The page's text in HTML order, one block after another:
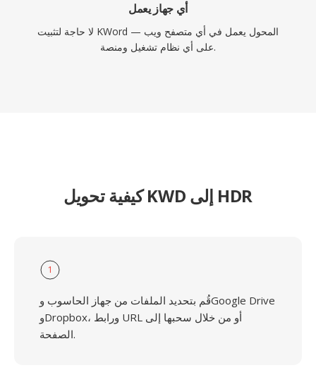
أي جهاز يعمل
لا حاجة لتثبيت KWord — المحول يعمل في أي متصفح ويب
على أي نظام تشغيل ومنصة.
كيفية تحويل KWD إلى HDR
1
قُم بتحديد الملفات من جهاز الحاسوب وGoogle Drive
وDropbox، ورابط URL أو من خلال سحبها إلى
الصفحة.